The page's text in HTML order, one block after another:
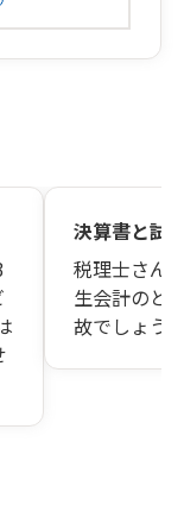
決算書と試
税理士さん
生会計のと
故でしょう